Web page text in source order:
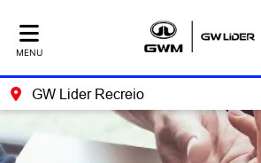
MENU
GW Lider Recreio